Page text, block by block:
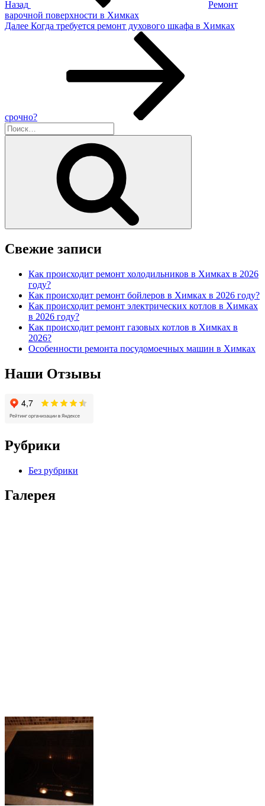
Назад
Ремонт
варочной поверхности в Химках
Следующая
Далее Когда требуется ремонт духового шкафа в Химках
срочно?
Искать:
Свежие записи
Как происходит ремонт холодильников в Химках в 2026
году?
Как происходит ремонт бойлеров в Химках в 2026 году?
Как происходит ремонт электрических котлов в Химках
в 2026 году?
Как происходит ремонт газовых котлов в Химках в
2026?
Особенности ремонта посудомоечных машин в Химках
Наши Отзывы
Рубрики
Без рубрики
Галерея